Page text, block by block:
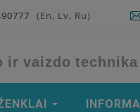
(En, Lv, Ru)
ir vaizdo